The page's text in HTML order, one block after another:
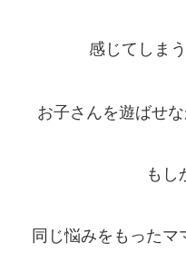
感じてしま
お子さんを遊ばせ
もし
同じ悩みをもった